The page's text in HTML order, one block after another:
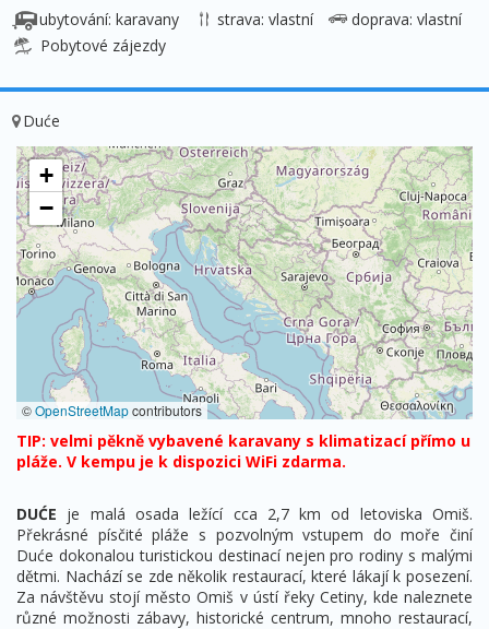
ubytování: karavany strava: vlastní
doprava: vlastní
Pobytové zájezdy
Duće
+
−
©OpenStreetMapcontributors
TIP: velmi pěkně vybavené karavany s klimatizací přímo u
pláže. V kempu je k dispozici WiFi zdarma.
DUĆE je malá osada ležící cca 2,7 km od letoviska Omiš.
Překrásné písčité pláže s pozvolným vstupem do moře činí
Duće dokonalou turistickou destinací nejen pro rodiny s malými
dětmi. Nachází se zde několik restaurací, které lákají k posezení.
Za návštěvu stojí město Omiš v ústí řeky Cetiny, kde naleznete
různé možnosti zábavy, historické centrum, mnoho restaurací,